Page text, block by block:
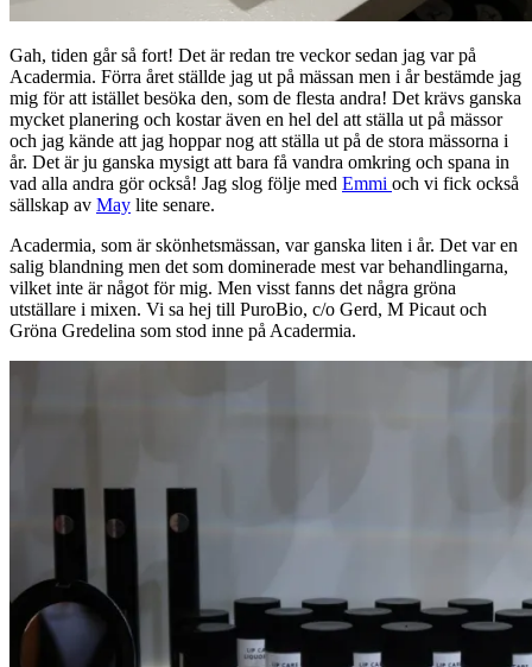
Gah, tiden går så fort! Det är redan tre veckor sedan jag var på
Acadermia. Förra året ställde jag ut på mässan men i år bestämde jag
mig för att istället besöka den, som de flesta andra! Det krävs ganska
mycket planering och kostar även en hel del att ställa ut på mässor
och jag kände att jag hoppar nog att ställa ut på de stora mässorna i
år. Det är ju ganska mysigt att bara få vandra omkring och spana in
vad alla andra gör också! Jag slog följe med Emmi och vi fick också
sällskap av May lite senare.
Acadermia, som är skönhetsmässan, var ganska liten i år. Det var en
salig blandning men det som dominerade mest var behandlingarna,
vilket inte är något för mig. Men visst fanns det några gröna
utställare i mixen. Vi sa hej till PuroBio, c/o Gerd, M Picaut och
Gröna Gredelina som stod inne på Acadermia.